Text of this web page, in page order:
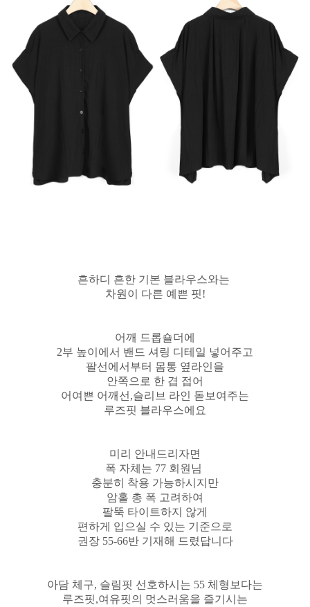
흔하디 흔한 기본 블라우스와는
차원이 다른 예쁜 핏!
어깨 드롭숄더에
2부 높이에서 밴드 셔링 디테일 넣어주고
팔선에서부터 몸통 옆라인을
안쪽으로 한 겹 접어
어여쁜 어깨선,슬리브 라인 돋보여주는
루즈핏 블라우스에요
미리 안내드리자면
폭 자체는 77 회원님
충분히 착용 가능하시지만
암홀 총 폭 고려하여
팔뚝 타이트하지 않게
편하게 입으실 수 있는 기준으로
권장 55-66반 기재해 드렸답니다
아담 체구, 슬림핏 선호하시는 55 체형보다는
루즈핏,여유핏의 멋스러움을 즐기시는